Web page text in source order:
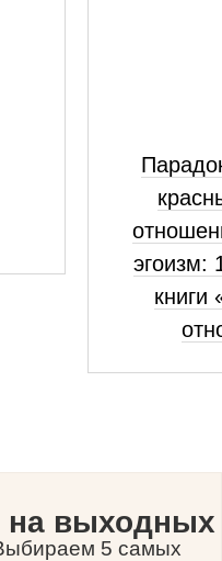
эгоизм:
книги
на выходных
5 самых